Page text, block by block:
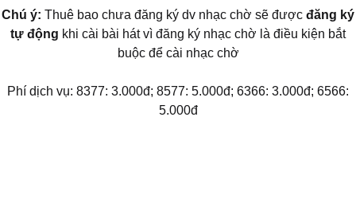
Chú ý: Thuê bao chưa đăng ký dv nhạc chờ sẽ được đăng ký
tự động khi cài bài hát vì đăng ký nhạc chờ là điều kiện bắt
buộc để cài nhạc chờ
Phí dịch vụ: 8377: 3.000đ; 8577: 5.000đ; 6366: 3.000đ; 6566:
5.000đ